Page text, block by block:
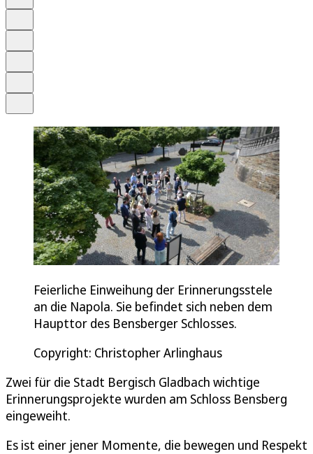
Feierliche Einweihung der Erinnerungsstele
an die Napola. Sie befindet sich neben dem
Haupttor des Bensberger Schlosses.
Copyright: Christopher Arlinghaus
Zwei für die Stadt Bergisch Gladbach wichtige
Erinnerungsprojekte wurden am Schloss Bensberg
eingeweiht.
Es ist einer jener Momente, die bewegen und Respekt